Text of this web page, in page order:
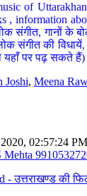
of
, information
संगीत, गानों के
संगीत की
यहाँ पर पढ़ सकते हैं)
Joshi, Meena
02:57:24 PM
Mehta
- उत्तराखण्ड की